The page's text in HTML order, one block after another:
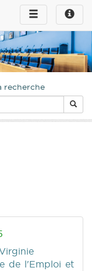
Toggle
infos
Toggle
navigation
recherche
de l'Emploi et